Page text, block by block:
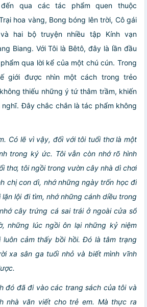
qua các tác phẩm quen thuộc
hoa vàng, Bong bóng lên trời, Cô gái
hai bộ truyện nhiều tập Kính vạn
Biang. Với Tôi là Bêtô, đây là lần đầu
qua lời kể của một chú cún. Trong
giới được nhìn một cách trong trẻo
thiếu những ý tứ thâm trầm, khiến
Đây chắc chắn là tác phẩm không
Có lẽ vì vậy, đối với tôi tuổi thơ là một
trong ký ức. Tôi vẫn còn nhớ rõ hình
thơ, tôi ngồi trong vườn cây nhà dì chơi
chị con dì, nhớ những ngày trốn học đi
lội đi tìm, nhớ những cánh diều trong
cây trứng cá sai trái ở ngoài cửa sổ
những lúc ngồi ôn lại những kỷ niệm
cảm thấy bồi hồi. Đó là tâm trạng
xa sân ga tuổi nhỏ và biết mình vĩnh
đó đã đi vào các trang sách của tôi và
nhà văn viết cho trẻ em. Mà thực ra